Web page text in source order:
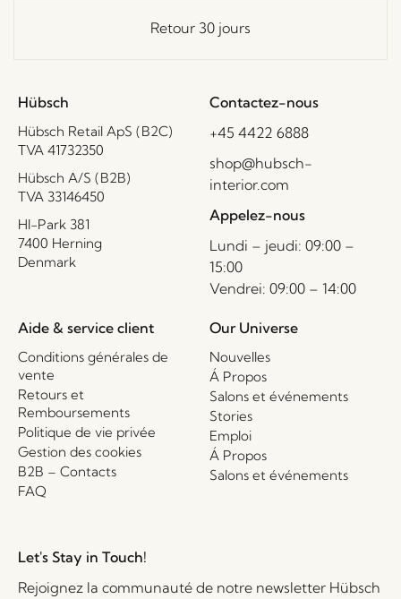
Retour 30 jours
Hübsch
Hübsch Retail ApS (B2C)
TVA 41732350
Hübsch A/S (B2B)
TVA 33146450
HI-Park 381
7400 Herning
Denmark
Contactez-nous
+45 4422 6888
shop@hubsch-
interior.com
Appelez-nous
Lundi – jeudi: 09:00 –
15:00
Vendrei: 09:00 – 14:00
Aide & service client
Conditions générales de
vente
Retours et
Remboursements
Politique de vie privée
Gestion des cookies
B2B – Contacts
FAQ
Our Universe
Nouvelles
Á Propos
Salons et événements
Stories
Emploi
Á Propos
Salons et événements
Let's Stay in Touch!
Rejoignez la communauté de notre newsletter Hübsch